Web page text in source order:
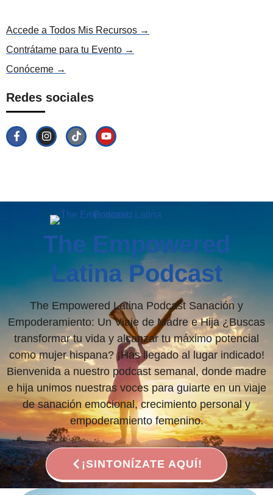
Accede a Todos Mis Recursos →
Contrátame para tu Evento →
Conóceme →
Redes sociales
The Empowered
Latina Podcast
The Empowered Latina Podcast Sanación y
Empoderamiento: Un Viaje de Madre e Hija ¿Buscas
transformar tu vida y alcanzar tu máximo potencial
como mujer hispana? ¡Has llegado al lugar indicado!
Bienvenida a nuestro podcast semanal, donde madre
e hija unimos nuestras voces para guiarte en un viaje
de sanación emocional, crecimiento personal y
empoderamiento femenino.
¡SINTONÍZATE AQUÍ!